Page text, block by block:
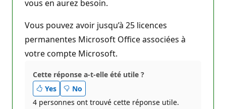
vous en aurez besoin.
Vous pouvez avoir jusqu’à 25 licences
permanentes Microsoft Office associées à
votre compte Microsoft.
Cette réponse a-t-elle été utile ?
Yes
No
4 personnes ont trouvé cette réponse utile.